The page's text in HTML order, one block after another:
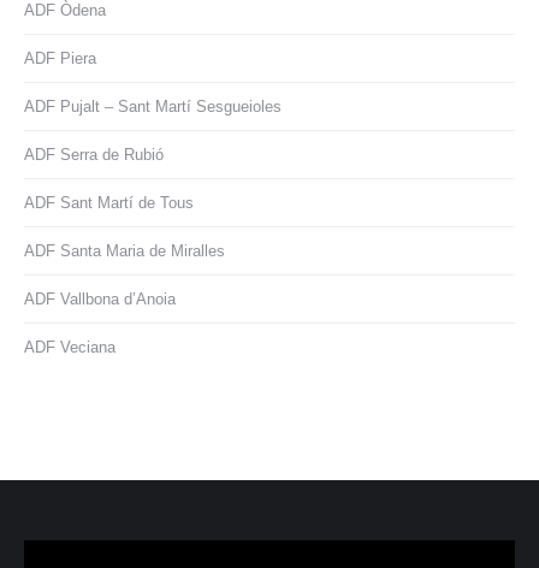
ADF Òdena
ADF Piera
ADF Pujalt – Sant Martí Sesgueioles
ADF Serra de Rubió
ADF Sant Martí de Tous
ADF Santa Maria de Miralles
ADF Vallbona d’Anoia
ADF Veciana